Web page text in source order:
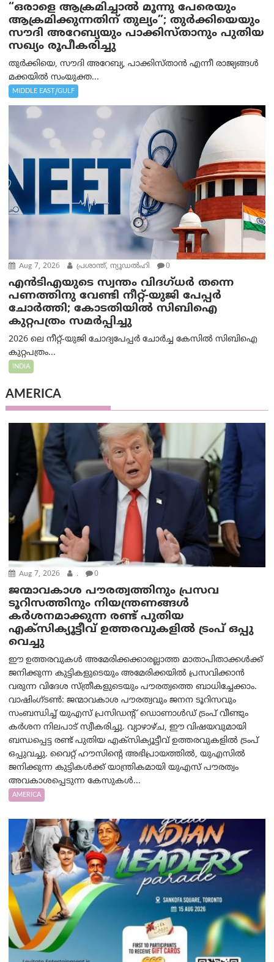
“ഒരാളെ ആക്രമിച്ചാല്‍ മൂന്നു പേരെയും
ആക്രമിക്കുന്നതിന് തുല്യം”; തുർക്കിയെയും
സൗദി അറേബ്യയും പാക്കിസ്താനും പുതിയ
സഖ്യം രൂപീകരിച്ചു
തുർക്കിയെ, സൗദി അറേബ്യ, പാക്കിസ്താന്‍ എന്നീ രാജ്യങ്ങൾ
മക്കയിൽ സംയുക്ത...
MIDDLE EAST/GULF
Aug 7, 2026 പ്രശാന്ത്, ന്യൂഡല്‍ഹി 0
എൻ‌ടി‌എയുടെ സ്വന്തം വിദഗ്ധർ തന്നെ
പണത്തിനു വേണ്ടി നീറ്റ്-യു‌ജി പേപ്പർ
ചോർത്തി; കോടതിയില്‍ സിബിഐ
കുറ്റപത്രം സമര്‍പ്പിച്ചു
2026 ലെ നീറ്റ്-യുജി ചോദ്യപേപ്പർ ചോർച്ച കേസിൽ സിബിഐ
കുറ്റപത്രം...
INDIA
AMERICA
Aug 7, 2026 . 0
ജന്മാവകാശ പൗരത്വത്തിനും പ്രസവ
ടൂറിസത്തിനും നിയന്ത്രണങ്ങൾ
കർശനമാക്കുന്ന രണ്ട് പുതിയ
എക്സിക്യൂട്ടീവ് ഉത്തരവുകളിൽ ട്രംപ് ഒപ്പു
വെച്ചു
ഈ ഉത്തരവുകൾ അമേരിക്കക്കാരല്ലാത്ത മാതാപിതാക്കൾക്ക്
ജനിക്കുന്ന കുട്ടികളുടെയും അമേരിക്കയിൽ പ്രസവിക്കാൻ
വരുന്ന വിദേശ സ്ത്രീകളുടെയും പൗരത്വത്തെ ബാധിച്ചേക്കാം.
വാഷിംഗ്ടണ്‍: ജന്മാവകാശ പൗരത്വവും ജനന ടൂറിസവും
സംബന്ധിച്ച് യുഎസ് പ്രസിഡന്റ് ഡൊണാൾഡ് ട്രംപ് വീണ്ടും
കർശന നിലപാട് സ്വീകരിച്ചു. വ്യാഴാഴ്ച, ഈ വിഷയവുമായി
ബന്ധപ്പെട്ട രണ്ട് പുതിയ എക്സിക്യൂട്ടീവ് ഉത്തരവുകളിൽ ട്രംപ്
ഒപ്പുവച്ചു. വൈറ്റ് ഹൗസിന്റെ അഭിപ്രായത്തിൽ, യുഎസിൽ
ജനിക്കുന്ന കുട്ടികൾക്ക് യാന്ത്രികമായി യുഎസ് പൗരത്വം
അവകാശപ്പെടുന്ന കേസുകൾ...
AMERICA